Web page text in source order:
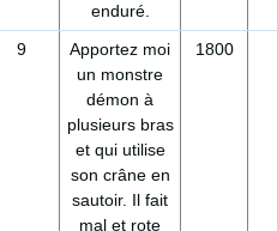
enduré.
9
Apportez moi
un monstre
démon à
plusieurs bras
et qui utilise
son crâne en
sautoir. Il fait
mal et rote
1800